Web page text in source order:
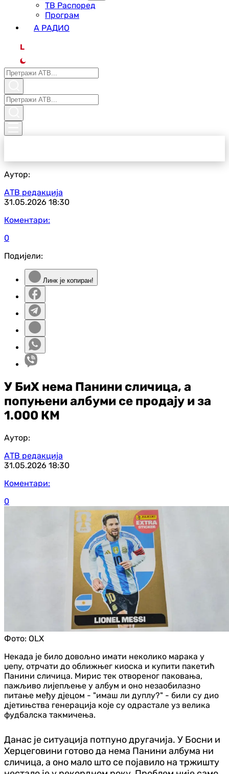
ТВ Распоред
Програм
А РАДИО
L
Аутор:
АТВ редакција
31.05.2026 18:30
Коментари:
0
Подијели:
Линк је копиран!
У БиХ нема Панини сличица, а
попуњени албуми се продају и за
1.000 КМ
Аутор:
АТВ редакција
31.05.2026 18:30
Коментари:
0
Фото: OLX
Некада је било довољно имати неколико марака у
џепу, отрчати до оближњег киоска и купити пакетић
Панини сличица. Мирис тек отвореног паковања,
пажљиво лијепљење у албум и оно незаобилазно
питање међу д‌јецом - "имаш ли дуплу?" - били су дио
д‌јетињства генерација које су одрастале уз велика
фудбалска такмичења.
Данас је ситуација потпуно другачија. У Босни и
Херцеговини готово да нема Панини албума ни
сличица, а оно мало што се појавило на тржишту